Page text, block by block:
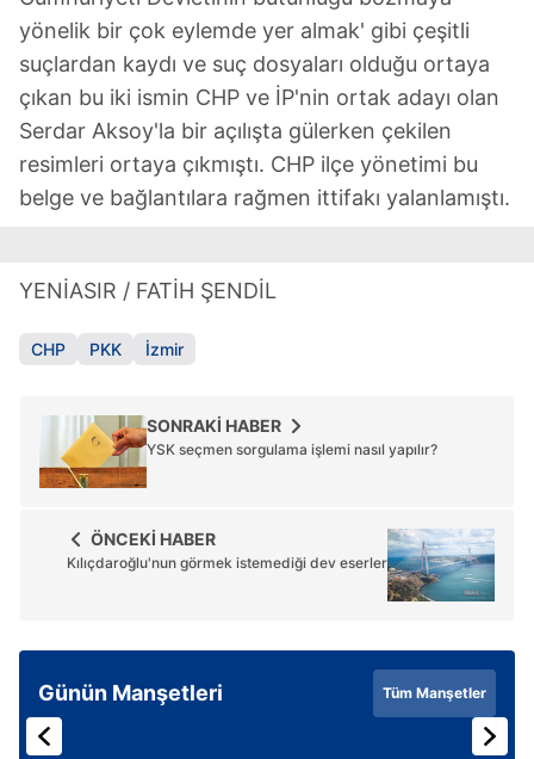
gösterilmeyecektir."
Sizlere daha iyi bir hizmet sunabilmek için İnternet
Sitemizde kendimize ve üçüncü kişilere ait çerezler
kullanılmaktadır. Bu çerezler vasıtasıyla çeşitli kişisel
verileriniz işlenmekte olup gerekli olan çerezler bilgi
toplumu hizmetlerinin sunulması amacıyla
kullanılmaktadır. Diğer çerezler, sitemizin daha işlevsel
sınırlı olarak açık rızanız dahilinde kullanılacaktır.
Çerezlere ilişkin tercihlerinizi aşağıda yer alan panel
için Ayarlar butonuna tıklayabilir,
Metnimiziziyaret edebilirsiniz.
hazırlanmış Aydınlatma Metnimizi okumak ve sitemizde
ilgili mevzuata uygun olarak kullanılan çerezlerle ilgili bilgi
yönelik bir çok eylemde yer almak' gibi çeşitli
suçlardan kaydı ve suç dosyaları olduğu ortaya
çıkan bu iki ismin CHP ve İP'nin ortak adayı olan
Serdar Aksoy'la bir açılışta gülerken çekilen
resimleri ortaya çıkmıştı. CHP ilçe yönetimi bu
belge ve bağlantılara rağmen ittifakı yalanlamıştı.
YENİASIR / FATİH ŞENDİL
CHP PKK İzmir
SONRAKİ HABER
YSK seçmen sorgulama işlemi nasıl yapılır?
ÖNCEKİ HABER
Kılıçdaroğlu'nun görmek istemediği dev eserler
Günün Manşetleri Tüm Manşetler